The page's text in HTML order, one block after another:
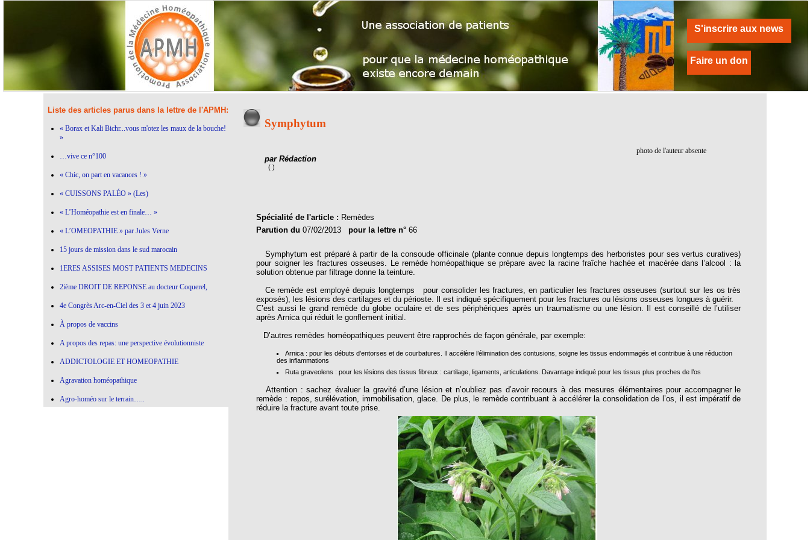
S'inscrire aux news
Faire un don
Liste des articles parus dans la lettre de l'APMH:
« Borax et Kali Bichr...vous m'otez les maux de la bouche!
»
…vive ce n°100
« Chic, on part en vacances ! »
« CUISSONS PALÉO » (Les)
« L’Homéopathie est en finale… »
« L’OMEOPATHIE » par Jules Verne
15 jours de mission dans le sud marocain
1ERES ASSISES MOST PATIENTS MEDECINS
2ième DROIT DE REPONSE au docteur Coquerel,
4e Congrès Arc-en-Ciel des 3 et 4 juin 2023
À propos de vaccins
A propos des repas: une perspective évolutionniste
ADDICTOLOGIE ET HOMEOPATHIE
Agravation homéopathique
Agro-homéo sur le terrain…..
Symphytum
photo de l'auteur absente
par Rédaction
( )
Spécialité de l'article : Remèdes
Parution du07/02/2013pour la lettre n°66
Symphytum est préparé à partir de la consoude officinale (plante connue depuis longtemps des herboristes pour ses vertus curatives)
pour soigner les fractures osseuses. Le remède homéopathique se prépare avec la racine fraîche hachée et macérée dans l’alcool : la
solution obtenue par filtrage donne la teinture.
Ce remède est employé depuis longtemps pour consolider les fractures, en particulier les fractures osseuses (surtout sur les os très
exposés), les lésions des cartilages et du périoste. Il est indiqué spécifiquement pour les fractures ou lésions osseuses longues à guérir.
C’est aussi le grand remède du globe oculaire et de ses périphériques après un traumatisme ou une lésion. Il est conseillé de l’utiliser
après Arnica qui réduit le gonflement initial.
D’autres remèdes homéopathiques peuvent être rapprochés de façon générale, par exemple:
Arnica : pour les débuts d’entorses et de courbatures. Il accélère l’élimination des contusions, soigne les tissus endommagés et contribue à une réduction
des inflammations
Ruta graveolens : pour les lésions des tissus fibreux : cartilage, ligaments, articulations. Davantage indiqué pour les tissus plus proches de l’os
Attention : sachez évaluer la gravité d’une lésion et n’oubliez pas d’avoir recours à des mesures élémentaires pour accompagner le
remède : repos, surélévation, immobilisation, glace. De plus, le remède contribuant à accélérer la consolidation de l’os, il est impératif de
réduire la fracture avant toute prise.